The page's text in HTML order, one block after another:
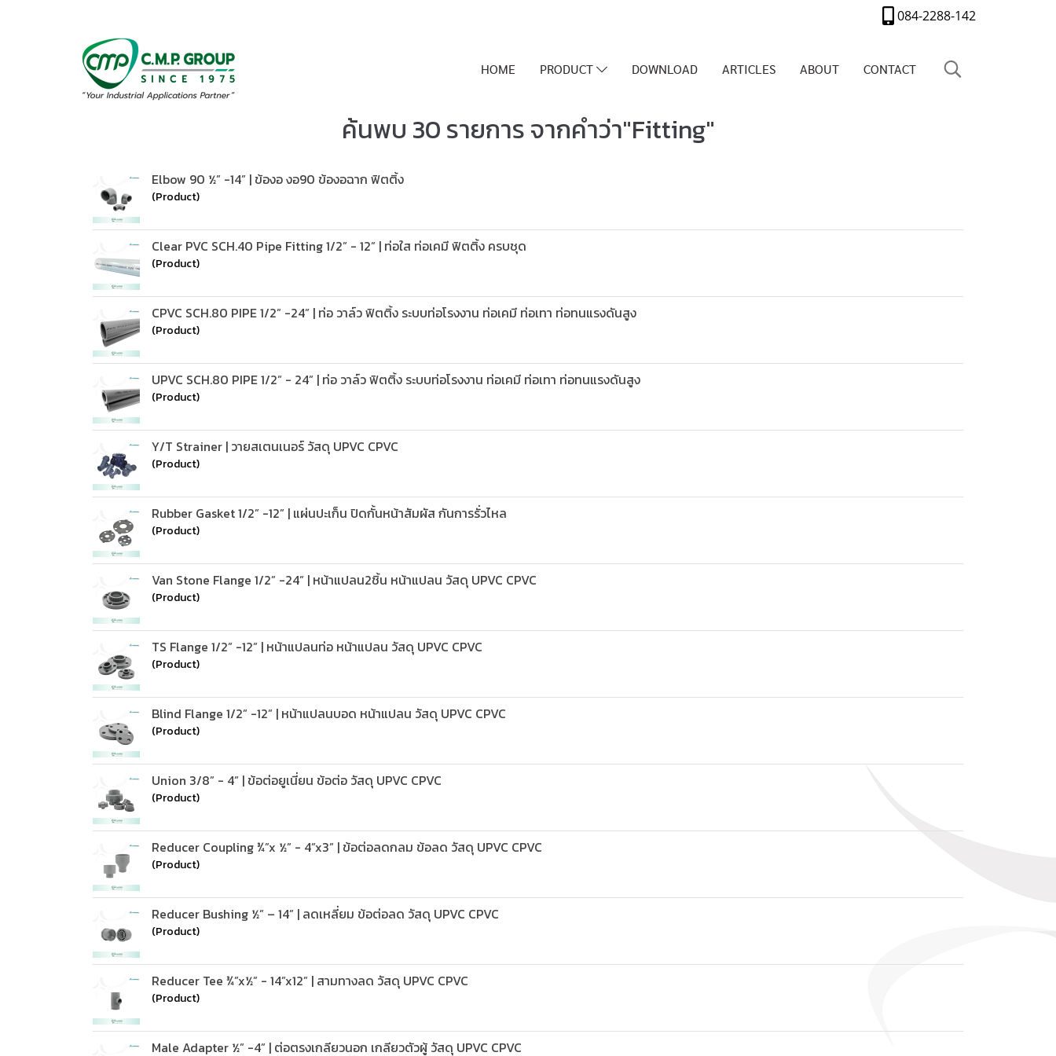
084-2288-142
HOME PRODUCT DOWNLOAD ARTICLES ABOUT CONTACT
ค้นพบ 30 รายการ จากคำว่า"Fitting"
Elbow 90 ½” -14” | ข้องอ งอ90 ข้องอฉาก ฟิตติ้ง
(Product)
Clear PVC SCH.40 Pipe Fitting 1/2” - 12” | ท่อใส ท่อเคมี ฟิตติ้ง ครบชุด
(Product)
CPVC SCH.80 PIPE 1/2” -24” | ท่อ วาล์ว ฟิตติ้ง ระบบท่อโรงงาน ท่อเคมี ท่อเทา ท่อทนแรงดันสูง
(Product)
UPVC SCH.80 PIPE 1/2” - 24” | ท่อ วาล์ว ฟิตติ้ง ระบบท่อโรงงาน ท่อเคมี ท่อเทา ท่อทนแรงดันสูง
(Product)
Y/T Strainer | วายสเตนเนอร์ วัสดุ UPVC CPVC
(Product)
Rubber Gasket 1/2” -12” | แผ่นปะเก็น ปิดกั้นหน้าสัมผัส กันการรั่วไหล
(Product)
Van Stone Flange 1/2” -24” | หน้าแปลน2ชิ้น หน้าแปลน วัสดุ UPVC CPVC
(Product)
TS Flange 1/2” -12” | หน้าแปลนท่อ หน้าแปลน วัสดุ UPVC CPVC
(Product)
Blind Flange 1/2” -12” | หน้าแปลนบอด หน้าแปลน วัสดุ UPVC CPVC
(Product)
Union 3/8” - 4” | ข้อต่อยูเนี่ยน ข้อต่อ วัสดุ UPVC CPVC
(Product)
Reducer Coupling ¾”x ½” - 4”x3” | ข้อต่อลดกลม ข้อลด วัสดุ UPVC CPVC
(Product)
Reducer Bushing ½” – 14” | ลดเหลี่ยม ข้อต่อลด วัสดุ UPVC CPVC
(Product)
Reducer Tee ¾”x½” - 14”x12” | สามทางลด วัสดุ UPVC CPVC
(Product)
Male Adapter ½” -4” | ต่อตรงเกลียวนอก เกลียวตัวผู้ วัสดุ UPVC CPVC